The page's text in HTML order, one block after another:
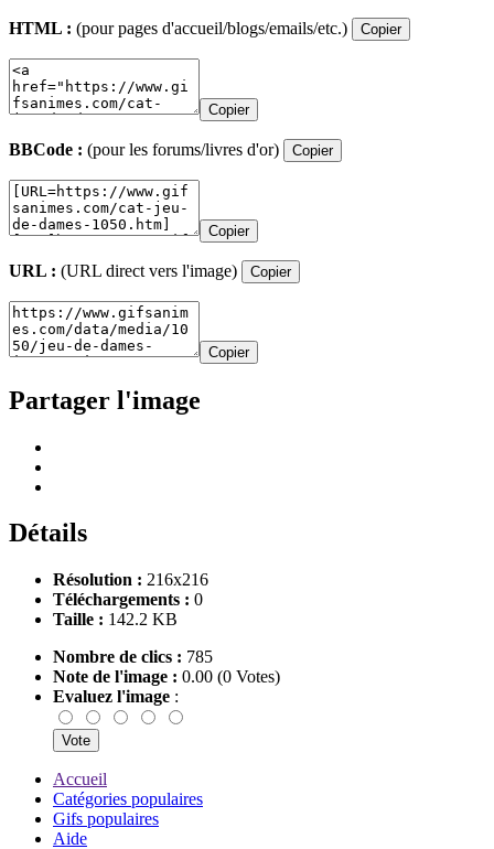
HTML : (pour pages d'accueil/blogs/emails/etc.) Copier
Copier
BBCode : (pour les forums/livres d'or) Copier
Copier
URL : (URL direct vers l'image) Copier
Copier
Partager l'image
Détails
Résolution : 216x216
Téléchargements : 0
Taille : 142.2 KB
Nombre de clics : 785
Note de l'image : 0.00 (0 Votes)
Evaluez l'image :
Accueil
Catégories populaires
Gifs populaires
Aide